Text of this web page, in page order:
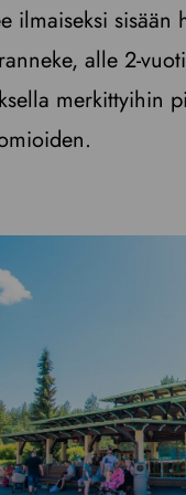
ilmaiseksi sisään
alle 2-
merkittyihin